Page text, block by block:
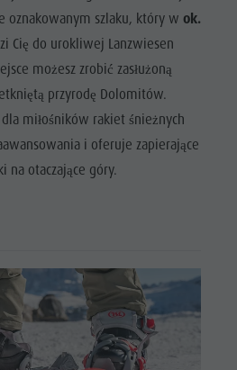
oznakowanym szlaku, który w ok.
Cię do urokliwej Lanzwiesen
możesz zrobić zasłużoną
przyrodę Dolomitów.
miłośników rakiet śnieżnych
i oferuje zapierające
na otaczające góry.